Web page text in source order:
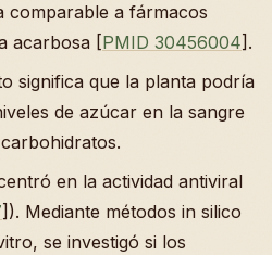
comparable a fármacos
acarbosa [PMID 30456004].
significa que la planta podría
de azúcar en la sangre
en la actividad antiviral
]). Mediante métodos in silico
se investigó si los